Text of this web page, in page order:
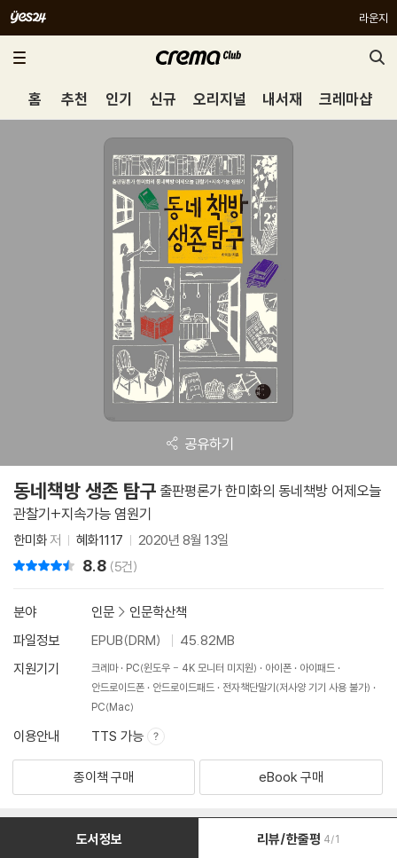
라운지
홈 추천 인기 신규 오리지널 내서재 크레마샵
공유하기
동네책방 생존 탐구 출판평론가 한미화의 동네책방 어제오늘
관찰기+지속가능 염원기
한미화저 혜화1117 2020년 8월 13일
8.8 (5건)
분야 인문 > 인문학산책
파일정보
EPUB(DRM)
45.82MB
지원기기
크레마 PC(윈도우 - 4K 모니터 미지원) 아이폰
아이패드
안드로이드폰
안드로이드패드
전자책단말기(저사양 기기 사용 불가)
PC(Mac)
이용안내 TTS 가능
종이책 구매 eBook 구매
도서정보 리뷰/한줄평 4/1